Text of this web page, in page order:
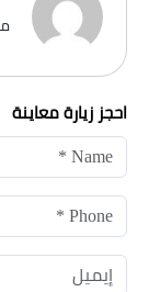
احجز زيارة معاينة